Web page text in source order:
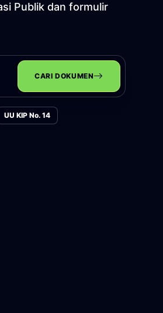
Publik dan formulir
CARI DOKUMEN
UU KIP No. 14